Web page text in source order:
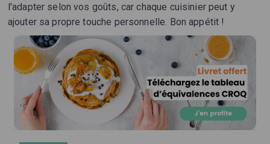
l'adapter selon vos goûts, car chaque cuisinier peut y
ajouter sa propre touche personnelle. Bon appétit !